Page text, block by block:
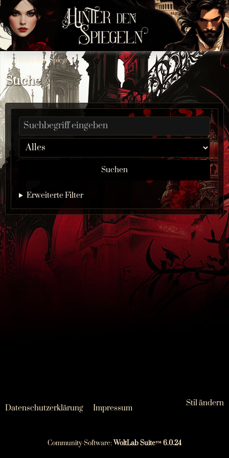
Hinter den Spiegeln
Suche
Suchen
Erweiterte Filter
Stil ändern
Datenschutzerklärung Impressum
Community-Software: WoltLab Suite™ 6.0.24